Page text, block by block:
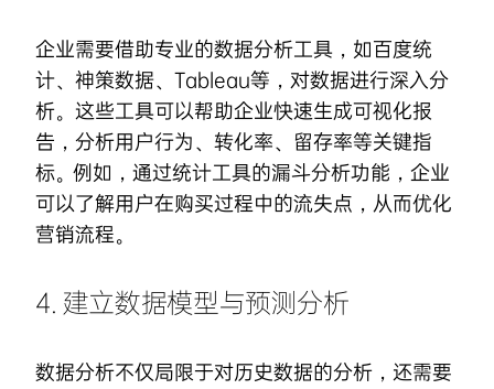
企业需要借助专业的数据分析工具，如百度统
计、神策数据、Tableau等，对数据进行深入分
析。这些工具可以帮助企业快速生成可视化报
告，分析用户行为、转化率、留存率等关键指
标。例如，通过统计工具的漏斗分析功能，企业
可以了解用户在购买过程中的流失点，从而优化
营销流程。
4. 建立数据模型与预测分析
数据分析不仅局限于对历史数据的分析，还需要